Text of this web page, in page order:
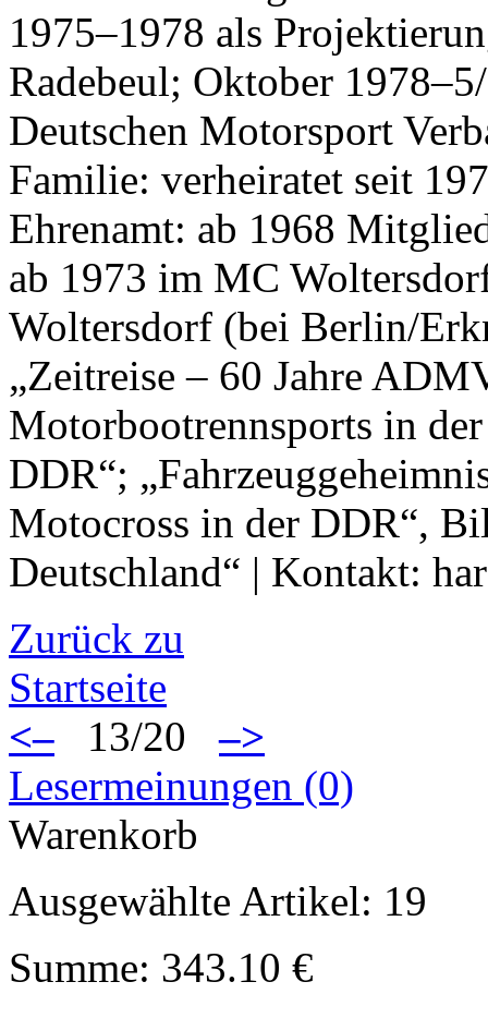
1975–1978 als
Radebeul; Oktober
Deutschen Motorsport
Familie: verheiratet seit
Ehrenamt: ab 1968
ab 1973 im MC
Woltersdorf (bei Berlin/
„Zeitreise – 60 Jahre
Motorbootrennsports in
DDR“;
Motocross in der DDR“,
Deutschland“ | Kontakt:
Zurück zu
Startseite
<– 13/20–>
Lesermeinungen (0)
Warenkorb
Ausgewählte Artikel: 19
Summe: 343.10 €